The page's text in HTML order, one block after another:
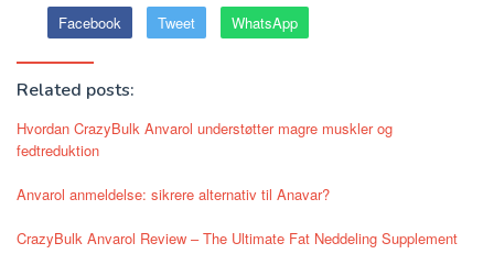
Facebook Tweet WhatsApp
Related posts:
Hvordan CrazyBulk Anvarol understøtter magre muskler og
fedtreduktion
Anvarol anmeldelse: sikrere alternativ til Anavar?
CrazyBulk Anvarol Review – The Ultimate Fat Neddeling Supplement